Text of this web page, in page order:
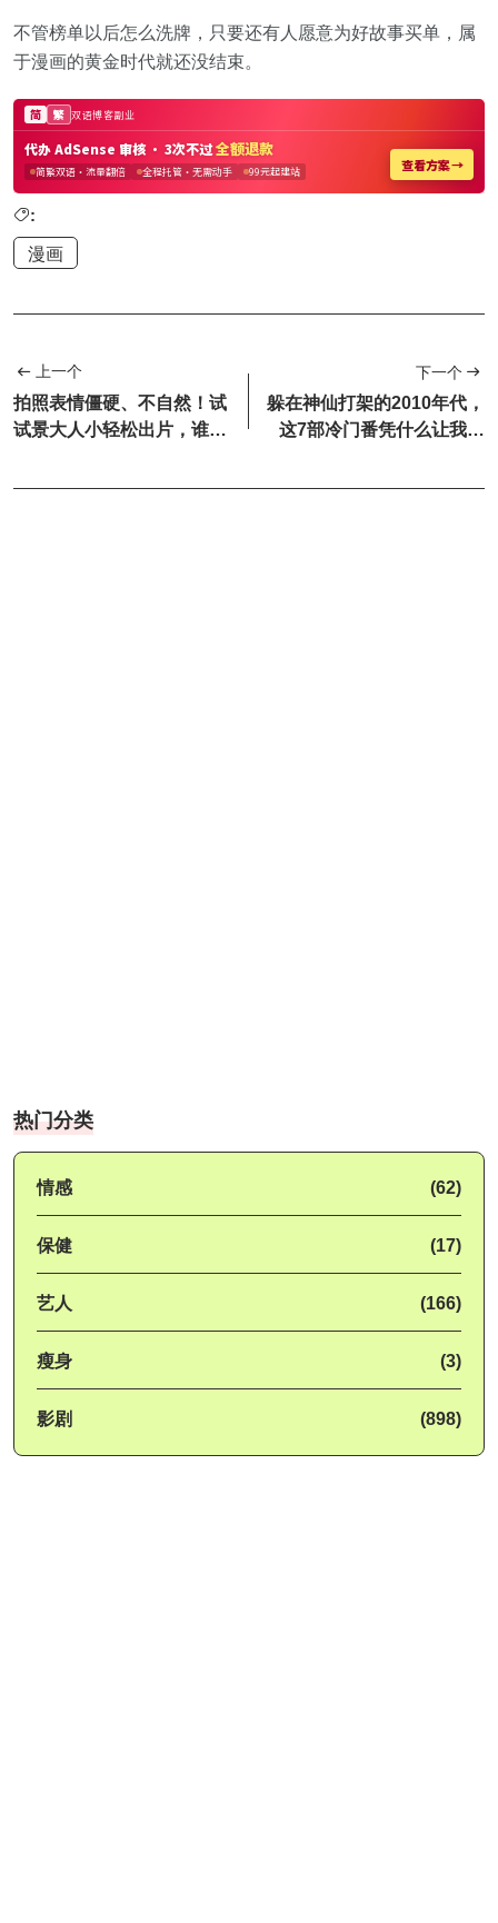
不管榜单以后怎么洗牌，只要还有人愿意为好故事买单，属
于漫画的黄金时代就还没结束。
:
漫画
上一个
拍照表情僵硬、不自然！试
试景大人小轻松出片，谁拍
下一个
躲在神仙打架的2010年代，
这7部冷门番凭什么让我记
热门分类
情感 (62)
保健 (17)
艺人 (166)
瘦身 (3)
影剧 (898)